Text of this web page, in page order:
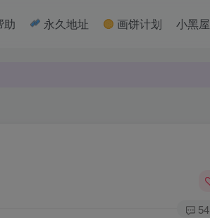
助 永久地址 画饼计划 小黑屋
54